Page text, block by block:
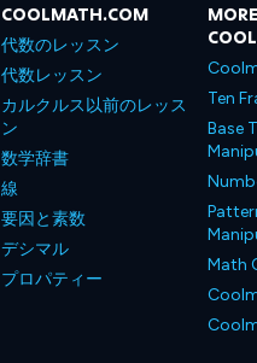
COOLMATH.COM
代数のレッスン
代数レッスン
カルクルス以前のレッス
ン
数学辞書
線
要因と素数
デシマル
プロパティー
Ten
Base
Math